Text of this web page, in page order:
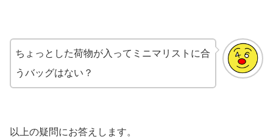
ちょっとした荷物が入ってミニマリストに合
うバッグはない？
以上の疑問にお答えします。